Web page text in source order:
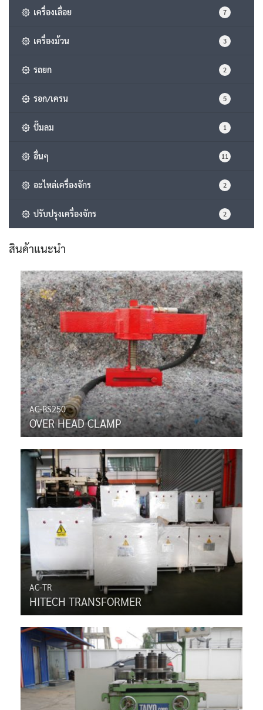
เครื่องเลื่อย 7
เครื่องม้วน 3
รถยก 2
รอก/เครน 5
ปั๊มลม 1
อื่นๆ 11
อะไหล่เครื่องจักร 2
ปรับปรุงเครื่องจักร 2
สินค้าแนะนำ
AC-BS250
OVER HEAD CLAMP
AC-TR
HITECH TRANSFORMER